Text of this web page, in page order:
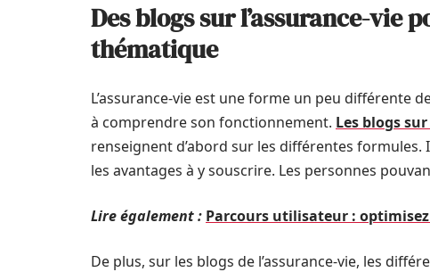
Des blogs sur l’assurance-vie
thématique
L’assurance-vie est une forme un peu différente
à comprendre son fonctionnement. Les blogs
renseignent d’abord sur les différentes
les avantages à y souscrire. Les personnes
Lire également : Parcours utilisateur :
De plus, sur les blogs de l’assurance-vie, les